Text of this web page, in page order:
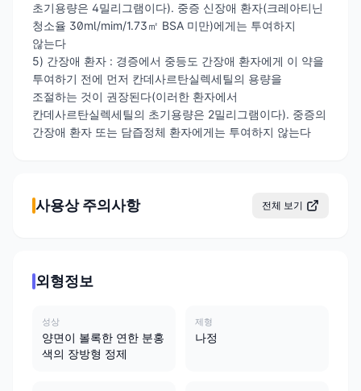
초기용량은 4밀리그램이다). 중증 신장애 환자(크레아티닌
청소율 30ml/mim/1.73㎡ BSA 미만)에게는 투여하지
않는다
5) 간장애 환자 : 경증에서 중등도 간장애 환자에게 이 약을
투여하기 전에 먼저 칸데사르탄실렉세틸의 용량을
조절하는 것이 권장된다(이러한 환자에서
칸데사르탄실렉세틸의 초기용량은 2밀리그램이다). 중증의
간장애 환자 또는 담즙정체 환자에게는 투여하지 않는다
사용상 주의사항 전체 보기
외형정보
성상
양면이 볼록한 연한 분홍
색의 장방형 정제
제형
나정